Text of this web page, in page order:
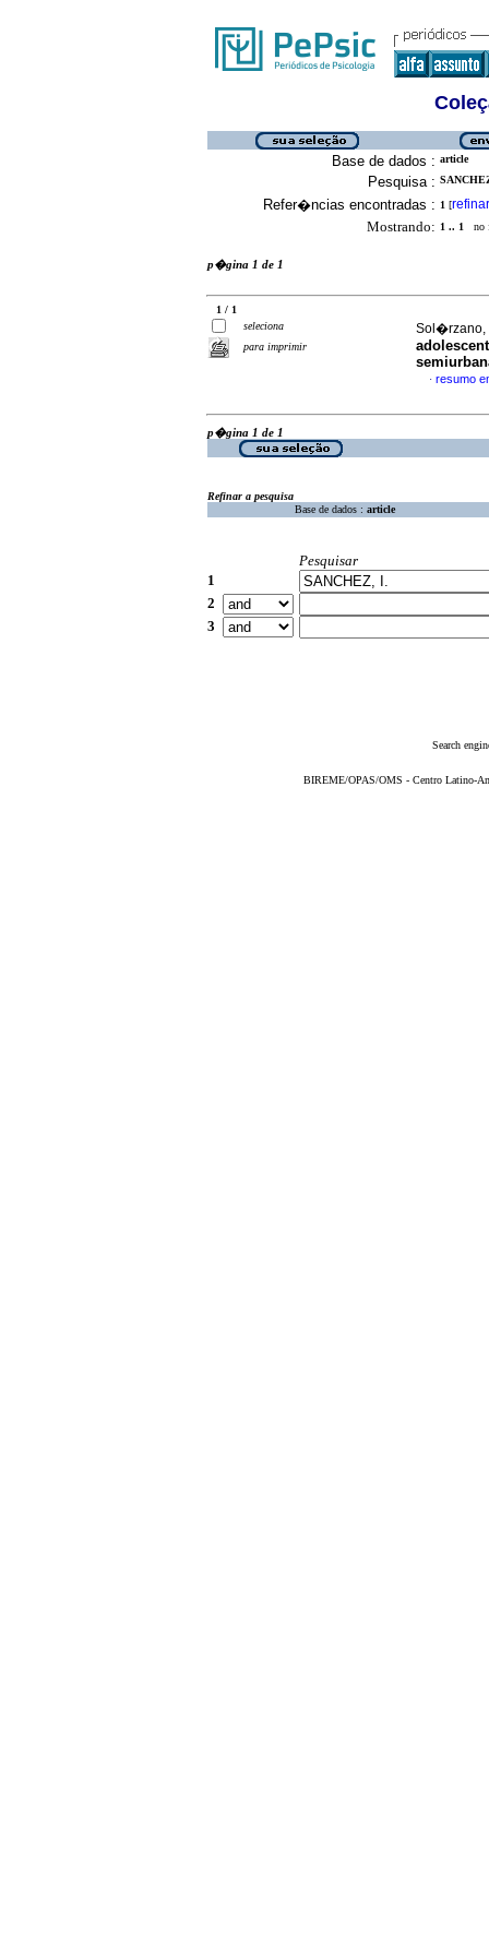
Base de dados : article
Pesquisa :
Refer�ncias encontradas : 1 [refinar
Mostrando: 1 .. 1 no
p�gina 1 de 1
1 / 1
seleciona
para imprimir
Sol�rzano,
· resumo
p�gina 1 de 1
Refinar a pesquisa
Base de dados : article
Pesquisar
1
2
3
Search
BIREME/OPAS/OMS - Centro Latino-